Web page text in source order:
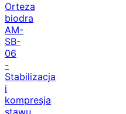
Orteza
biodra
AM-
SB-
06
-
Stabilizacja
i
kompresja
stawu